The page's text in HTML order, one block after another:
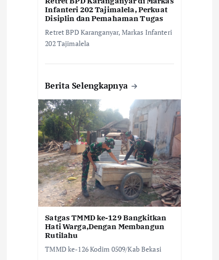
Infanteri 202 Tajimalela, Perkuat
Disiplin dan Pemahaman Tugas
Retret BPD Karanganyar, Markas Infanteri
202 Tajimalela
Berita Selengkapnya
Satgas TMMD ke-129 Bangkitkan
Hati Warga,Dengan Membangun
Rutilahu
TMMD ke-126 Kodim 0509/Kab Bekasi